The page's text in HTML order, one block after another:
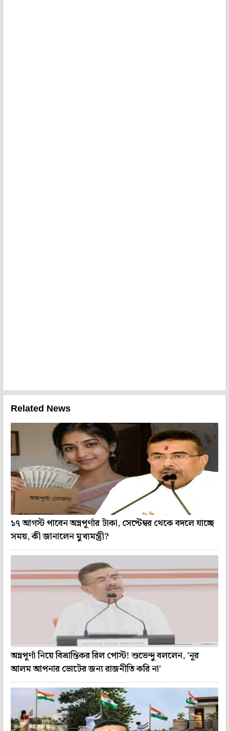
Related News
১৭ আগস্ট পাবেন অন্নপূর্ণার টাকা, সেপ্টেম্বর থেকে বদলে যাচ্ছে
সময়, কী জানালেন মুখ্যমন্ত্রী?
অন্নপূর্ণা নিয়ে বিভ্রান্তিকর রিল পোস্ট! শুভেন্দু বললেন, 'নূর
আলম আপনার ভোটের জন্য রাজনীতি করি না'